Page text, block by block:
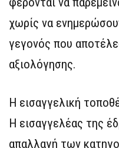
χωρίς να
γεγονός που
αξιολόγησης.
Η εισαγγελική
Η εισαγγελέας της
απαλλαγή των